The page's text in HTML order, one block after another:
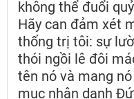
không thể đuổi
Hãy can đảm xét
thống trị tôi: sự
thói ngồi lê đôi
tên nó và mang
mục nhân danh